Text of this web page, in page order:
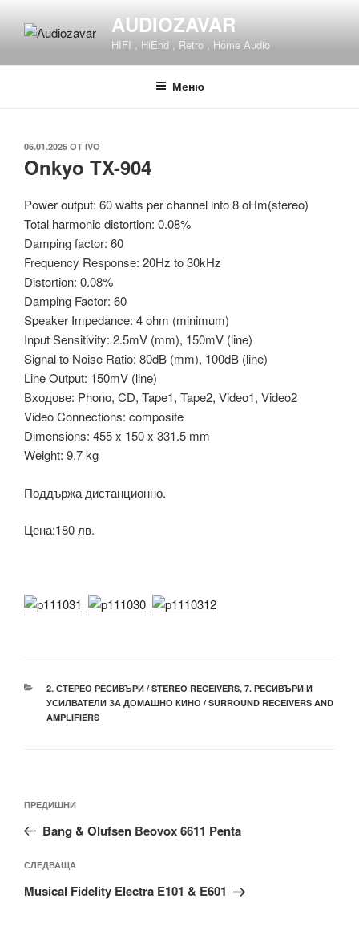
АUDIOZAVAR
HIFI , HiEnd , Retro , Home Audio
Меню
ПУБЛИКУВАНО
НА
06.01.2025 ОТ IVO
Onkyo TX-904
Power output: 60 watts per channel into 8 oHm(stereo)
Total harmonic distortion: 0.08%
Damping factor: 60
Frequency Response: 20Hz to 30kHz
Distortion: 0.08%
Damping Factor: 60
Speaker Impedance: 4 ohm (minimum)
Input Sensitivity: 2.5mV (mm), 150mV (line)
Signal to Noise Ratio: 80dB (mm), 100dB (line)
Line Output: 150mV (line)
Входове: Phono, CD, Tape1, Tape2, Video1, Video2
Video Connections: composite
Dimensions: 455 x 150 x 331.5 mm
Weight: 9.7 kg
Поддържа дистанционно.
Цена:180 лв.
КАТЕГОРИИ
2. СТЕРЕО РЕСИВЪРИ / STEREO RECEIVERS, 7. РЕСИВЪРИ И
УСИЛВАТЕЛИ ЗА ДОМАШНО КИНО / SURROUND RECEIVERS AND
AMPLIFIERS
Предишна
публикация
ПРЕДИШНИ
Bang & Olufsen Beovox 6611 Penta
Следваща
публикация
СЛЕДВАЩА
Musical Fidelity Electra E101 & E601